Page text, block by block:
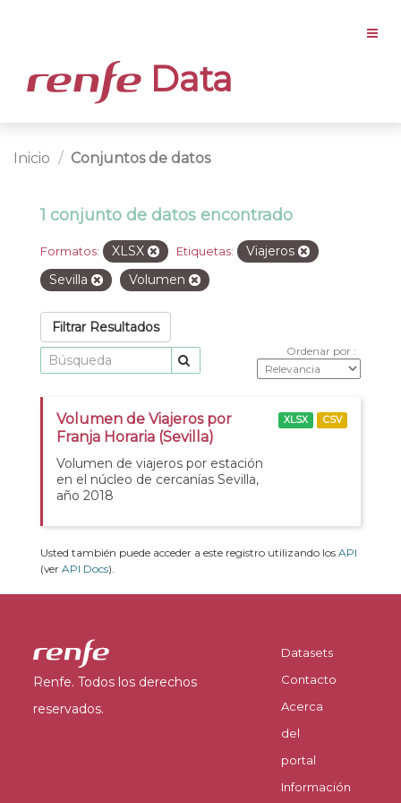
Data
Inicio Conjuntos de datos
1 conjunto de datos encontrado
Formatos: XLSX Etiquetas:
Viajeros
Sevilla
Volumen
Filtrar Resultados
Ordenar por
Volumen de Viajeros por
Franja Horaria (Sevilla)
Volumen de viajeros por estación
en el núcleo de cercanías Sevilla,
año 2018
XLSX CSV
Usted también puede acceder a este registro utilizando los API
(ver API Docs).
Renfe. Todos los derechos
reservados.
Datasets
Contacto
Acerca
del
portal
Información